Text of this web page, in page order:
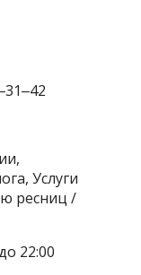
Услуги
ресниц /
22:00